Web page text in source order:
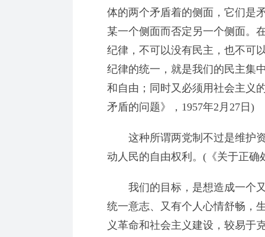
体的两个矛盾着的侧面，它们是
某一个侧面而否定另一个侧面。
纪律，不可以没有民主，也不可
纪律的统一，就是我们的民主集
和自由；同时又必须用社会主义
矛盾的问题》，1957年2月27日)
这种所谓两党制不过是维护资
动人民的自由权利。(《关于正确
我们的目标，是想造成一个又
统一意志、又有个人心情舒畅，
义革命和社会主义建设，较易于